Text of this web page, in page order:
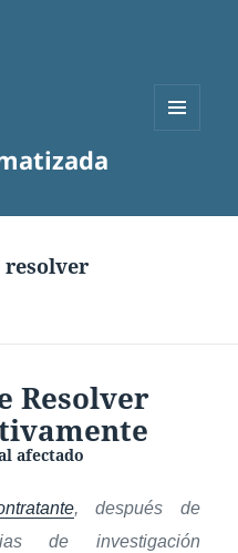
resolver
Resolver
afectado
, después de
de investigación